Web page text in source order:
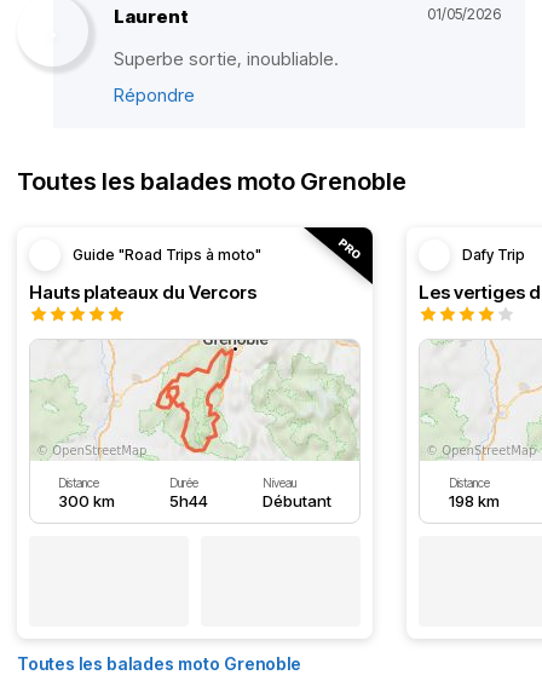
Laurent 01/05/2026
Superbe sortie, inoubliable.
Répondre
Toutes les balades moto Grenoble
Guide "Road Trips à moto"
Hauts plateaux du Vercors
Distance
300 km
Durée
5h44
Niveau
Débutant
Dafy Trip
Les vertiges
Distance
198 km
Toutes les balades moto Grenoble